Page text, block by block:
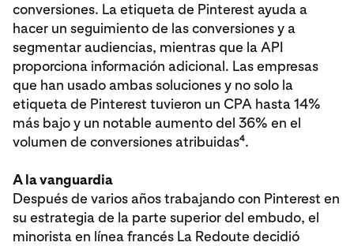
conversiones. La etiqueta de Pinterest ayuda a
hacer un seguimiento de las conversiones y a
segmentar audiencias, mientras que la API
proporciona información adicional. Las empresas
que han usado ambas soluciones y no solo la
etiqueta de Pinterest tuvieron un CPA hasta 14%
más bajo y un notable aumento del 36% en el
volumen de conversiones atribuidas4.
A la vanguardia
Después de varios años trabajando con Pinterest en
su estrategia de la parte superior del embudo, el
minorista en línea francés La Redoute decidió